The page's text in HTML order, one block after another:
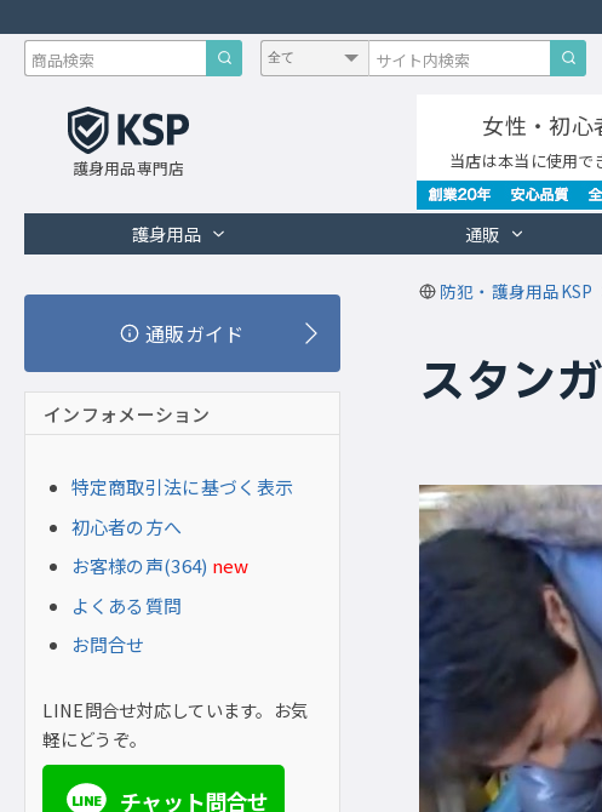
護身用品専門店
女性・初心
当店は本当に使用で
護身用品 通販
防犯・護身用品KSP
スタン
通販ガイド
インフォメーション
特定商取引法に基づく表示
初心者の方へ
お客様の声(364) new
よくある質問
お問合せ
LINE問合せ対応しています。お気
軽にどうぞ。
LINE チャット問合せ